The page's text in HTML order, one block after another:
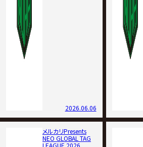
2026.06.06
メルカリPresents
NEO GLOBAL TAG
LEAGUE 2026